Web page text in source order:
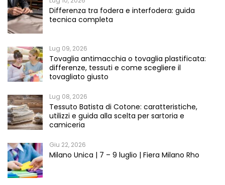
Differenza tra fodera e interfodera: guida
tecnica completa
Lug 09, 2026
Tovaglia antimacchia o tovaglia plastificata:
differenze, tessuti e come scegliere il
tovagliato giusto
Lug 08, 2026
Tessuto Batista di Cotone: caratteristiche,
utilizzi e guida alla scelta per sartoria e
camiceria
Giu 22, 2026
Milano Unica | 7 – 9 luglio | Fiera Milano Rho